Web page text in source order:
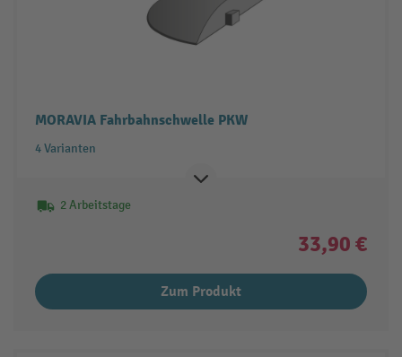
MORAVIA Fahrbahnschwelle PKW
4 Varianten
2 Arbeitstage
33,90 €
Zum Produkt